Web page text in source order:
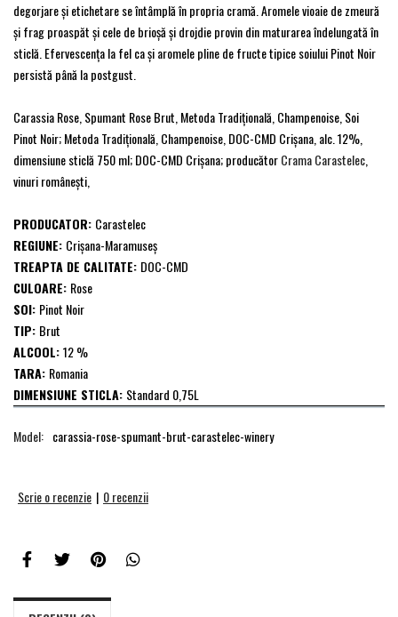
degorjare și etichetare se întâmplă în propria cramă. Aromele vioaie de zmeură
și frag proaspăt și cele de brioșă și drojdie provin din maturarea îndelungată în
sticlă. Efervescența la fel ca și aromele pline de fructe tipice soiului Pinot Noir
persistă până la postgust.
Carassia Rose, Spumant Rose Brut, Metoda Tradiţională, Champenoise, Soi
Pinot Noir; Metoda Tradiţională, Champenoise, DOC-CMD Crişana, alc. 12%,
dimensiune sticlă 750 ml; DOC-CMD Crişana; producătorCrama Carastelec
vinuri româneşti,
PRODUCATOR: Carastelec
REGIUNE: Crișana-Maramuseș
TREAPTA DE CALITATE: DOC-CMD
CULOARE: Rose
SOI: Pinot Noir
TIP: Brut
ALCOOL:12 %
TARA: Romania
DIMENSIUNE STICLA: Standard 0,75L
Model: carassia-rose-spumant-brut-carastelec-winery
Scrie o recenzie | 0 recenzii